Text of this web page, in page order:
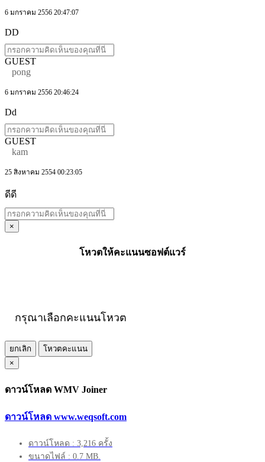
6 มกราคม 2556 20:47:07
DD
GUEST
pong
6 มกราคม 2556 20:46:24
Dd
GUEST
kam
25 สิงหาคม 2554 00:23:05
ดีดี
×
โหวตให้คะแนนซอฟต์แวร์
กรุณาเลือกคะแนนโหวต
ยกเลิก
โหวตคะแนน
×
ดาวน์โหลด WMV Joiner
ดาวน์โหลด www.weqsoft.com
ดาวน์โหลด : 3,216 ครั้ง
ขนาดไฟล์ : 0.7 MB.